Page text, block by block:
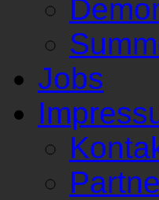
Jobs